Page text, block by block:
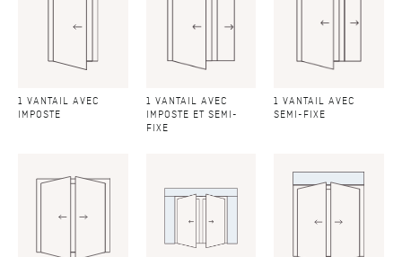
1 VANTAIL AVEC
IMPOSTE
1 VANTAIL AVEC
IMPOSTE ET SEMI-
FIXE
1 VANTAIL AVEC
SEMI-FIXE